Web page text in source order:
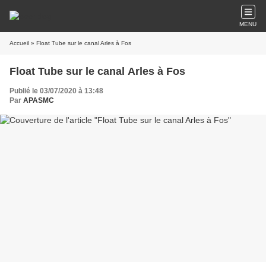
MENU
Accueil » Float Tube sur le canal Arles à Fos
Float Tube sur le canal Arles à Fos
Publié le 03/07/2020 à 13:48
Par APASMC